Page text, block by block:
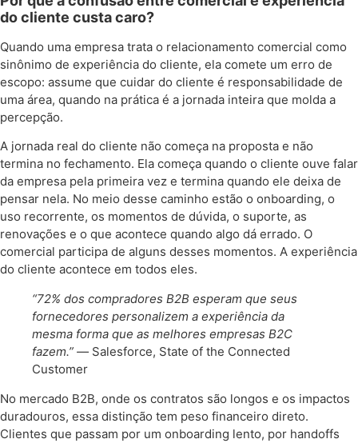
do cliente custa caro?
Quando uma empresa trata o relacionamento comercial como
sinônimo de experiência do cliente, ela comete um erro de
escopo: assume que cuidar do cliente é responsabilidade de
uma área, quando na prática é a jornada inteira que molda a
percepção.
A jornada real do cliente não começa na proposta e não
termina no fechamento. Ela começa quando o cliente ouve falar
da empresa pela primeira vez e termina quando ele deixa de
pensar nela. No meio desse caminho estão o onboarding, o
uso recorrente, os momentos de dúvida, o suporte, as
renovações e o que acontece quando algo dá errado. O
comercial participa de alguns desses momentos. A experiência
do cliente acontece em todos eles.
“72% dos compradores B2B esperam que seus
fornecedores personalizem a experiência da
mesma forma que as melhores empresas B2C
fazem.” — Salesforce, State of the Connected
Customer
No mercado B2B, onde os contratos são longos e os impactos
duradouros, essa distinção tem peso financeiro direto.
Clientes que passam por um onboarding lento, por handoffs